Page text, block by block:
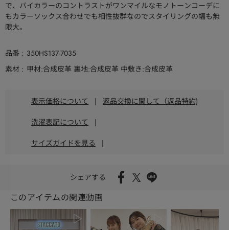
で、バイカラーのコントラストがワンマイルなモノトーンコーデに
もカラーソックス合わせでも相性抜群なのでスタイリングの幅も無
限大。
品番
350HS137-7035
素材
甲材:合成皮革 裏地:合成皮革 中敷き:合成皮革
表示価格について | 返品交換に関して（返品特約)
洗濯表記について |
サイズガイドを見る |
シェアする
このアイテムの関連動画